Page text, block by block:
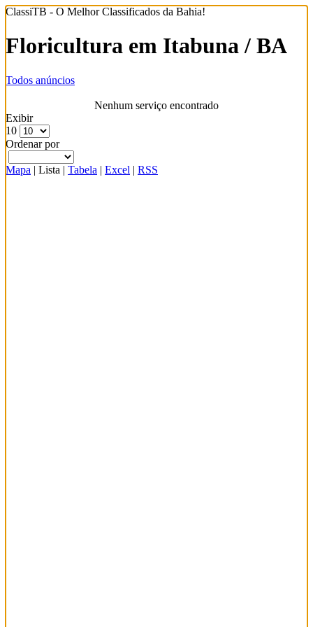
ClassiTB - O Melhor Classificados da Bahia!
Floricultura em Itabuna / BA
Todos anúncios
Nenhum serviço encontrado
Exibir
10
Ordenar por
Mapa | Lista | Tabela | Excel | RSS